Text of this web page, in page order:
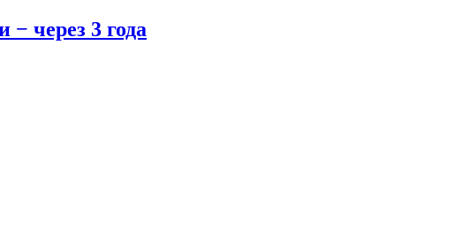
через 3 года